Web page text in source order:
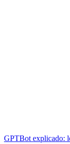
GPTBot explicado: